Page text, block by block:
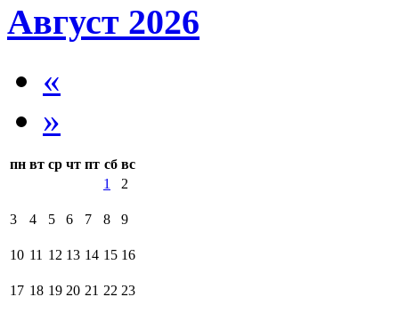
Август 2026
«
»
пн вт ср чт пт сб вс
1
2
3 4 5 6 7 8 9
10 11 12 13 14 15 16
17 18 19 20 21 22 23